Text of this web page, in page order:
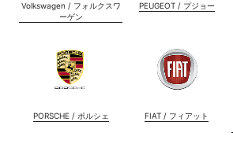
Volkswagen / フォルクスワ
ーゲン
PEUGEOT / プジョー
PORSCHE / ポルシェ FIAT / フィアット